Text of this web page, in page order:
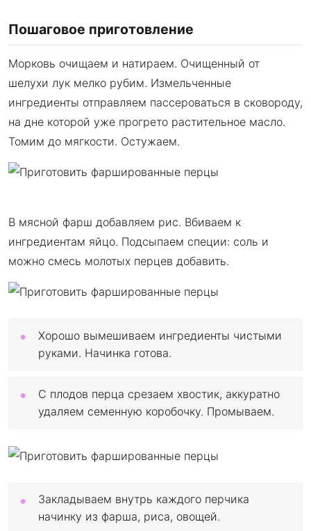
Пошаговое приготовление
Морковь очищаем и натираем. Очищенный от
шелухи лук мелко рубим. Измельченные
ингредиенты отправляем пассероваться в сковороду,
на дне которой уже прогрето растительное масло.
Томим до мягкости. Остужаем.
В мясной фарш добавляем рис. Вбиваем к
ингредиентам яйцо. Подсыпаем специи: соль и
можно смесь молотых перцев добавить.
Хорошо вымешиваем ингредиенты чистыми
руками. Начинка готова.
С плодов перца срезаем хвостик, аккуратно
удаляем семенную коробочку. Промываем.
Закладываем внутрь каждого перчика
начинку из фарша, риса, овощей.